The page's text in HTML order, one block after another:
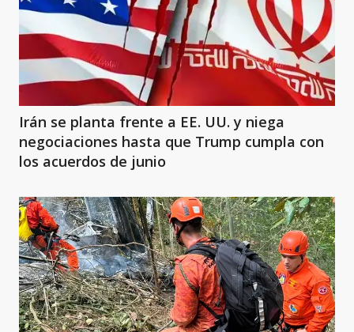
Irán se planta frente a EE. UU. y niega
negociaciones hasta que Trump cumpla con
los acuerdos de junio